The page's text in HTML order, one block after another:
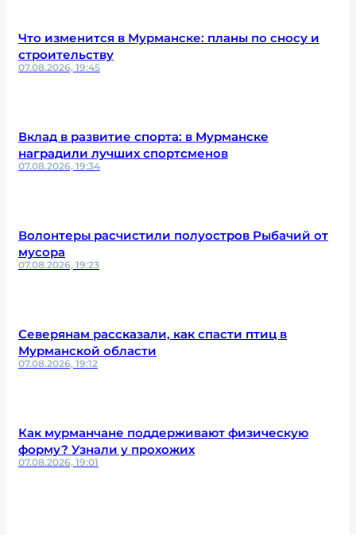
Что изменится в Мурманске: планы по сносу и
строительству
07.08.2026, 19:45
Вклад в развитие спорта: в Мурманске
наградили лучших спортсменов
07.08.2026, 19:34
Волонтеры расчистили полуостров Рыбачий от
мусора
07.08.2026, 19:23
Северянам рассказали, как спасти птиц в
Мурманской области
07.08.2026, 19:12
Как мурманчане поддерживают физическую
форму? Узнали у прохожих
07.08.2026, 19:01